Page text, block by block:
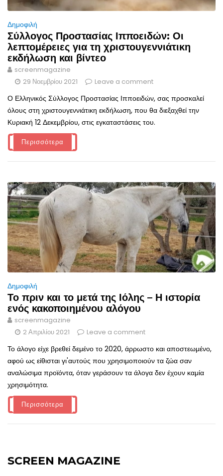
Δημοφιλή
Σύλλογος Προστασίας Ιπποειδών: Οι
λεπτομέρειες για τη χριστουγεννιάτικη
εκδήλωση και βίντεο
screenmagazine
29 Νοεμβρίου 2021
Leave a comment
Ο Ελληνικός Σύλλογος Προστασίας Ιπποειδών, σας προσκαλεί
όλους στη χριστουγεννιάτικη εκδήλωση, που θα διεξαχθεί την
Κυριακή 12 Δεκεμβρίου, στις εγκαταστάσεις του.
Περισσότερα
Δημοφιλή
Το πριν και το μετά της Ιόλης – Η ιστορία
ενός κακοποιημένου αλόγου
screenmagazine
2 Απριλίου 2021
Leave a comment
Το άλογο είχε βρεθεί δεμένο το 2020, άρρωστο και αποστεωμένο,
αφού ως είθισται γι'αυτούς που χρησιμοποιούν τα ζώα σαν
αναλώσιμα προϊόντα, όταν γεράσουν τα άλογα δεν έχουν καμία
χρησιμότητα.
Περισσότερα
SCREEN MAGAZINE